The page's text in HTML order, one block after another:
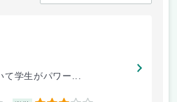
て学生がパワー...